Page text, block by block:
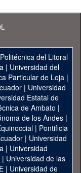
del Litoral
| Universidad del
Particular de Loja|
| Universidad
Estatal de
de Ambato |
de los Andes|
| Pontificia
| Universidad
| Universidad
| Universidad de las
| Universidad de